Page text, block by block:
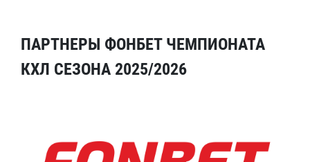
ПАРТНЕРЫ ФОНБЕТ ЧЕМПИОНАТА
КХЛ СЕЗОНА 2025/2026